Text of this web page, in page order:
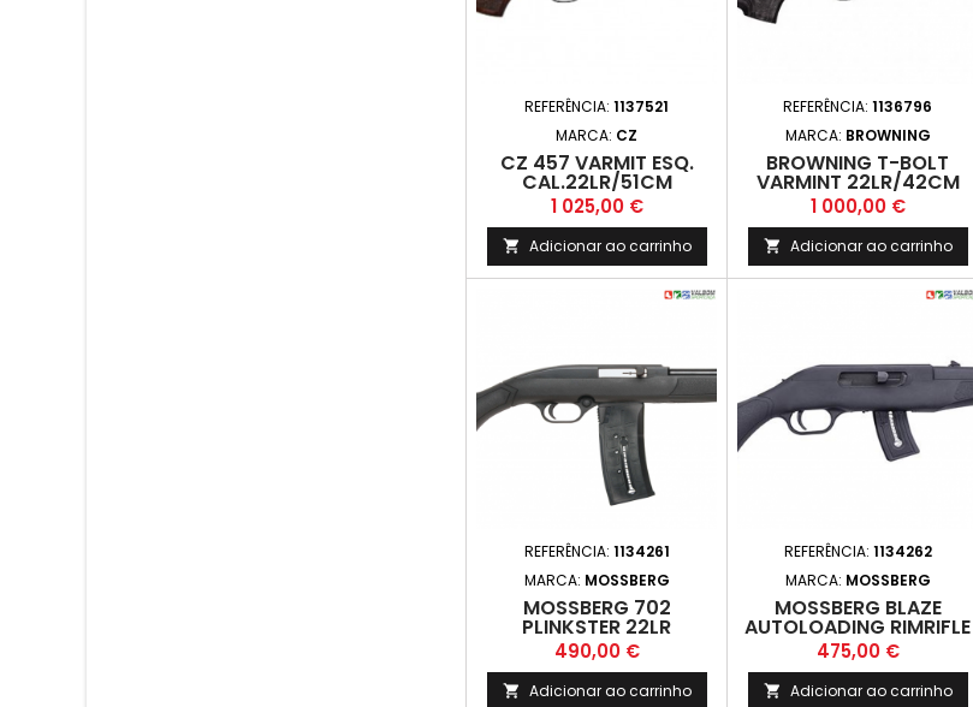
REFERÊNCIA:1137521
MARCA: CZ
CZ 457 VARMIT ESQ.
CAL.22LR/51CM
Preço
1 025,00 €
 Adicionar ao carrinho
REFERÊNCIA:1136796
MARCA: BROWNING
BROWNING T-BOLT
VARMINT 22LR/42CM
Preço
1 000,00 €
 Adicionar ao carrinho
REFERÊNCIA: 1134261
MARCA: MOSSBERG
MOSSBERG 702
PLINKSTER 22LR
Preço
490,00 €
 Adicionar ao carrinho
REFERÊNCIA: 1134262
MARCA: MOSSBERG
MOSSBERG BLAZE
AUTOLOADING RIMRIFLE
22LR
Preço
475,00 €
 Adicionar ao carrinho